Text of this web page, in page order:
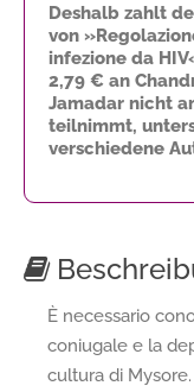
Deshalb zahlt
von
infezione da
2,79 € an
Jamadar nicht
teilnimmt,
verschiedene
È necessario
coniugale e la
cultura di